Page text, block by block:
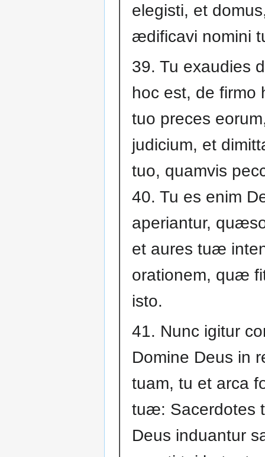
elegisti, et
ædificavi nomini
39. Tu exaudies
hoc est, de firmo
tuo preces
judicium, et
tuo, quamvis
40. Tu es enim
aperiantur,
et aures tuæ
orationem, quæ
isto.
41. Nunc igitur
Domine Deus in
tuam, tu et arca
tuæ: Sacerdotes
Deus induantur